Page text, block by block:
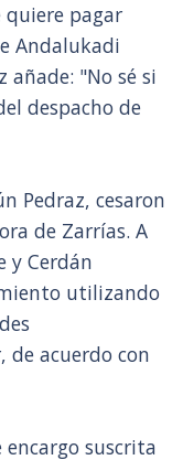
quiere pagar
Andalukadi
añade: "No sé si
despacho de
Pedraz, cesaron
de Zarrías. A
y Cerdán
utilizando
acuerdo con
suscrita